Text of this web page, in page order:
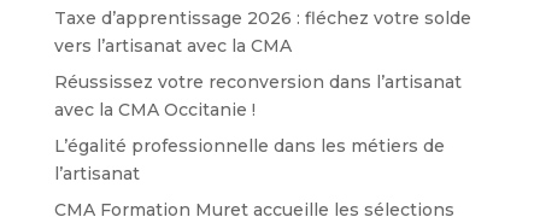
Taxe d’apprentissage 2026 : fléchez votre solde
vers l’artisanat avec la CMA
Réussissez votre reconversion dans l’artisanat
avec la CMA Occitanie !
L’égalité professionnelle dans les métiers de
l’artisanat
CMA Formation Muret accueille les sélections